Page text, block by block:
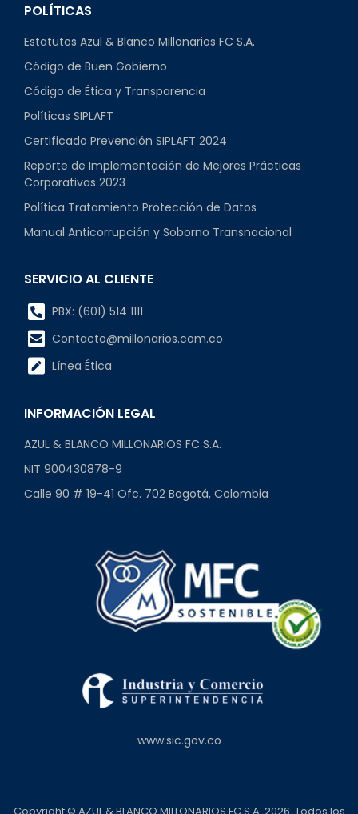
POLÍTICAS
Estatutos Azul & Blanco Millonarios FC S.A.
Código de Buen Gobierno
Código de Ética y Transparencia
Políticas SIPLAFT
Certificado Prevención SIPLAFT 2024
Reporte de Implementación de Mejores Prácticas
Corporativas 2023
Política Tratamiento Protección de Datos
Manual Anticorrupción y Soborno Transnacional
SERVICIO AL CLIENTE
PBX: (601) 514 1111
Contacto@millonarios.com.co
Línea Ética
INFORMACIÓN LEGAL
AZUL & BLANCO MILLONARIOS FC S.A.
NIT 900430878-9
Calle 90 # 19-41 Ofc. 702 Bogotá, Colombia
www.sic.gov.co